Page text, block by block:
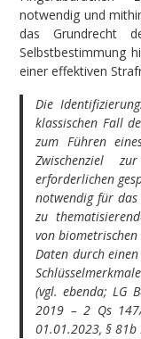
notwendig und
das Grundrecht
Selbstbestimmung
einer effektiven
Die
klassischen Fall
zum Führen
Zwischenziel
erforderlichen
notwendig für
zu
von
Daten durch
(vgl. ebenda; LG
2019 – 2 Qs
01.01.2023, § 81b